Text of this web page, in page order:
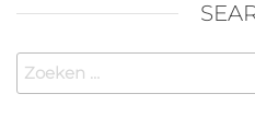
Zoeken
naar: